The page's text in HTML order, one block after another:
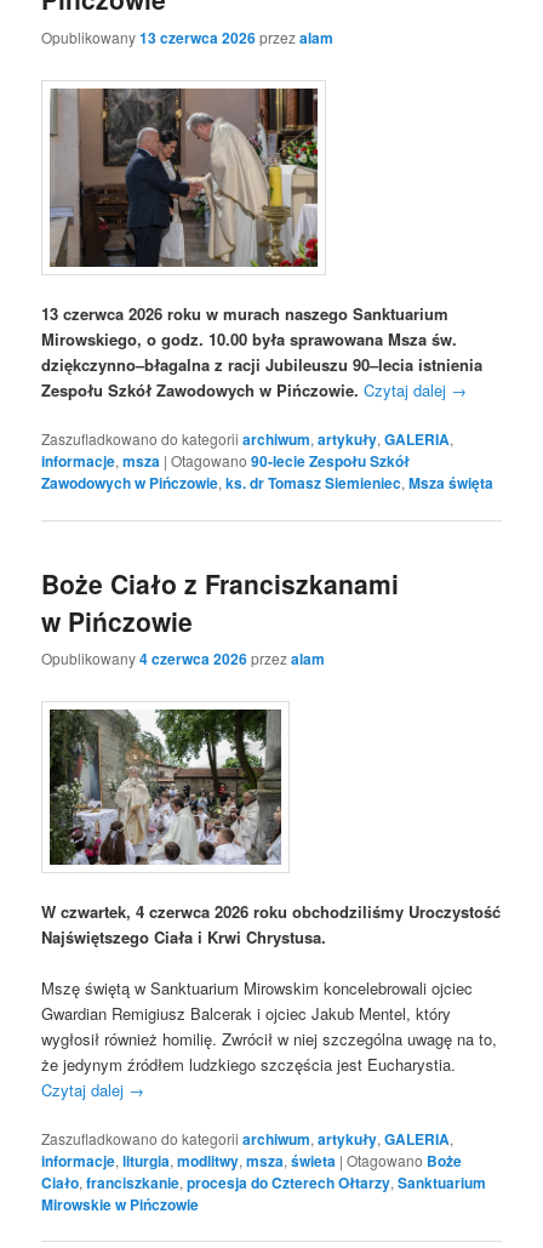
Opublikowany13 czerwca 2026przezalam
13 czerwca 2026 roku w murach naszego Sanktuarium
Mirowskiego, o godz. 10.00 była sprawowana Msza św.
dziękczynno–błagalna z racji Jubileuszu 90–lecia istnienia
Zespołu Szkół Zawodowych w Pińczowie. Czytaj dalej →
Zaszufladkowano do kategorii archiwum,artykuły,GALERIA,
informacje,msza |Otagowano 90-lecie Zespołu Szkół
Zawodowych w Pińczowie,ks. dr Tomasz Siemieniec,Msza święta
Boże Ciało z Franciszkanami
w Pińczowie
Opublikowany4 czerwca 2026przezalam
W czwartek, 4 czerwca 2026 roku obchodziliśmy Uroczystość
Najświętszego Ciała i Krwi Chrystusa.
Mszę świętą w Sanktuarium Mirowskim koncelebrowali ojciec
Gwardian Remigiusz Balcerak i ojciec Jakub Mentel, który
wygłosił również homilię. Zwrócił w niej szczególna uwagę na to,
że jedynym źródłem ludzkiego szczęścia jest Eucharystia.
Czytaj dalej →
Zaszufladkowano do kategorii archiwum,artykuły,GALERIA,
informacje,liturgia,modlitwy,msza,świeta |Otagowano Boże
Ciało,franciszkanie,procesja do Czterech Ołtarzy,Sanktuarium
Mirowskie w Pińczowie